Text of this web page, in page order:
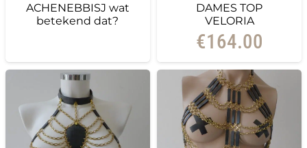
ACHENEBBISJ wat
betekend dat?
DAMES TOP
VELORIA
€164.00